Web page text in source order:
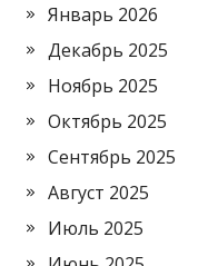
Январь 2026
Декабрь 2025
Ноябрь 2025
Октябрь 2025
Сентябрь 2025
Август 2025
Июль 2025